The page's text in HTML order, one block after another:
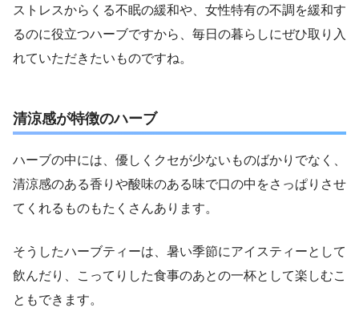
ストレスからくる不眠の緩和や、女性特有の不調を緩和す
るのに役立つハーブですから、毎日の暮らしにぜひ取り入
れていただきたいものですね。
清涼感が特徴のハーブ
ハーブの中には、優しくクセが少ないものばかりでなく、
清涼感のある香りや酸味のある味で口の中をさっぱりさせ
てくれるものもたくさんあります。
そうしたハーブティーは、暑い季節にアイスティーとして
飲んだり、こってりした食事のあとの一杯として楽しむこ
ともできます。